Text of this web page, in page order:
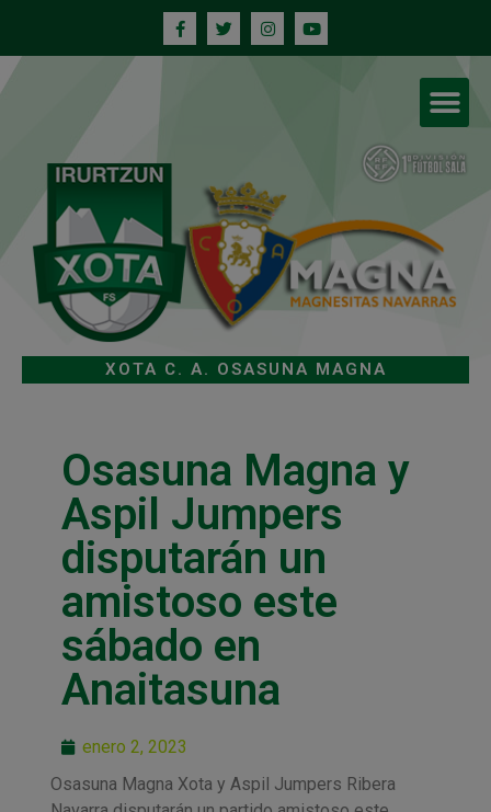
XOTA C. A. OSASUNA MAGNA
Osasuna Magna y
Aspil Jumpers
disputarán un
amistoso este
sábado en
Anaitasuna
enero 2, 2023
Osasuna Magna Xota y Aspil Jumpers Ribera